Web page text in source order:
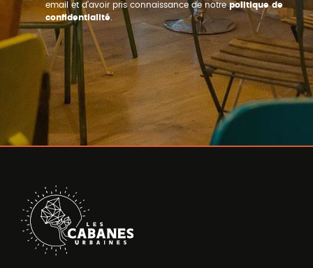
email et d’avoir pris connaissance de notrepolitique de
confidentialité